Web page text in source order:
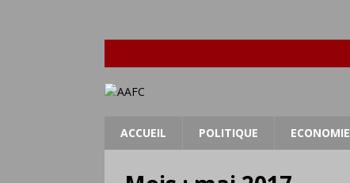
ACCUEIL POLITIQUE ECONOMIE